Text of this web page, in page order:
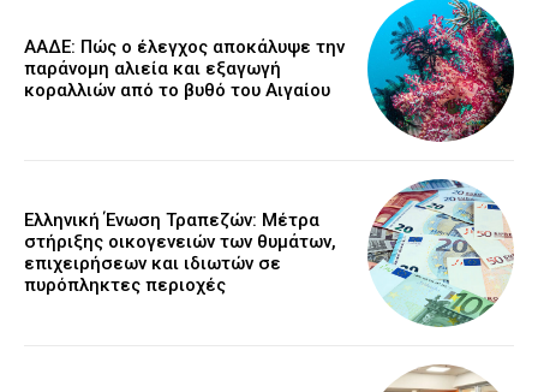
ΑΑΔΕ: Πώς ο έλεγχος αποκάλυψε την
παράνομη αλιεία και εξαγωγή
κοραλλιών από το βυθό του Αιγαίου
Ελληνική Ένωση Τραπεζών: Μέτρα
στήριξης οικογενειών των θυμάτων,
επιχειρήσεων και ιδιωτών σε
πυρόπληκτες περιοχές